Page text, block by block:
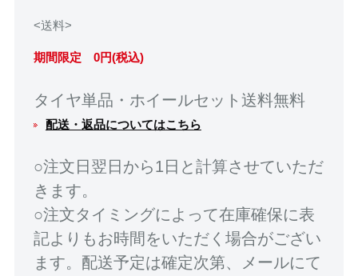
<送料>
期間限定 0円(税込)
タイヤ単品・ホイールセット送料無料
配送・返品についてはこちら
○注文日翌日から1日と計算させていただ
きます。
○注文タイミングによって在庫確保に表
記よりもお時間をいただく場合がござい
ます。配送予定は確定次第、メールにて